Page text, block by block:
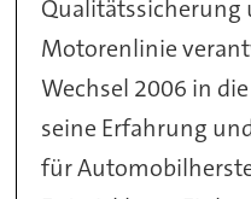
Qualitätssicherung
Motorenlinie
Wechsel 2006 in
seine Erfahrung
für